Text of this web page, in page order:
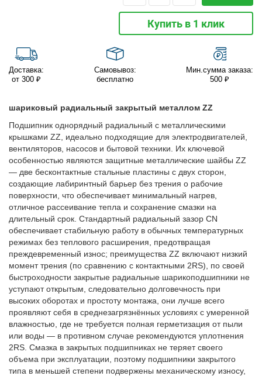
Купить в 1 клик
Доставка:
от 300 ₽
Самовывоз:
бесплатно
Мин.сумма заказа:
500 ₽
шариковый радиальный закрытый металлом ZZ
Подшипник однорядный радиальный с металлическими
крышками ZZ, идеально подходящие для электродвигателей,
вентиляторов, насосов и бытовой техники. Их ключевой
особенностью являются защитные металлические шайбы ZZ
— две бесконтактные стальные пластины с двух сторон,
создающие лабиринтный барьер без трения о рабочие
поверхности, что обеспечивает минимальный нагрев,
отличное рассеивание тепла и сохранение смазки на
длительный срок. Стандартный радиальный зазор CN
обеспечивает стабильную работу в обычных температурных
режимах без теплового расширения, предотвращая
преждевременный износ; преимущества ZZ включают низкий
момент трения (по сравнению с контактными 2RS), по своей
быстроходности закрытые радиальные шарикоподшипники не
уступают открытым, следовательно долговечность при
высоких оборотах и простоту монтажа, они лучше всего
проявляют себя в среднезагрязнённых условиях с умеренной
влажностью, где не требуется полная герметизация от пыли
или воды — в противном случае рекомендуются уплотнения
2RS. Смазка в закрытых подшипниках не теряет своего
объема при эксплуатации, поэтому подшипники закрытого
типа в меньшей степени подвержены механическому износу,